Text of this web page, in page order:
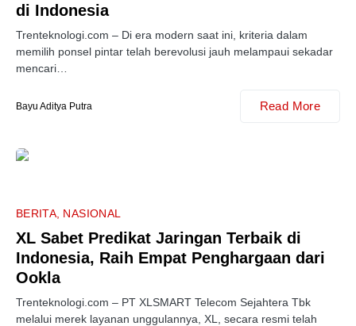
di Indonesia
Trenteknologi.com – Di era modern saat ini, kriteria dalam
memilih ponsel pintar telah berevolusi jauh melampaui sekadar
mencari…
Bayu Aditya Putra Read More
BERITA NASIONAL
XL Sabet Predikat Jaringan Terbaik di
Indonesia, Raih Empat Penghargaan dari
Ookla
Trenteknologi.com – PT XLSMART Telecom Sejahtera Tbk
melalui merek layanan unggulannya, XL, secara resmi telah